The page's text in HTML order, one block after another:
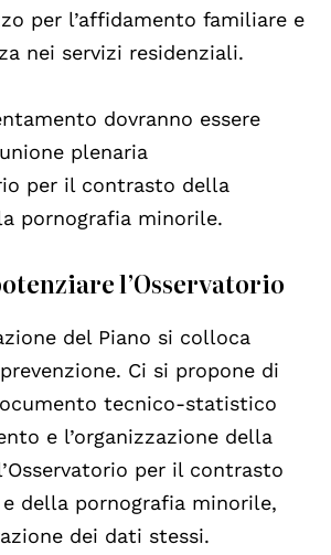
per l’affidamento familiare e
nei servizi residenziali.
dovranno essere
plenaria
per il contrasto della
pornografia minorile.
l’Osservatorio
del Piano si colloca
Ci si propone di
tecnico-statistico
e l’organizzazione della
per il contrasto
della pornografia minorile,
dei dati stessi.